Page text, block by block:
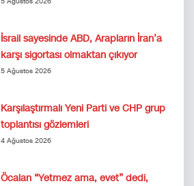
İsrail sayesinde ABD, Arapların İran’a
karşı sigortası olmaktan çıkıyor
5 Ağustos 2026
Karşılaştırmalı Yeni Parti ve CHP grup
toplantısı gözlemleri
4 Ağustos 2026
Öcalan “Yetmez ama, evet” dedi,